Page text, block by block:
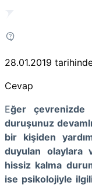
28.01.2019
Cevap
Eğer çevrenizde
duruşunuz
bir kişiden
duyulan olaylara
hissiz kalma
ise psikolojiyle